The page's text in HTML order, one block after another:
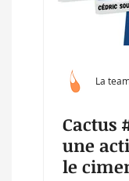
La
Cactus
une
le